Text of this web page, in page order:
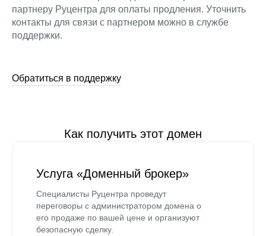
партнеру Руцентра для оплаты продления. Уточнить
контакты для связи с партнером можно в службе
поддержки.
Обратиться в поддержку
Как получить этот домен
Услуга «Доменный брокер»
Специалисты Руцентра проведут
переговоры с администратором домена о
его продаже по вашей цене и организуют
безопасную сделку.